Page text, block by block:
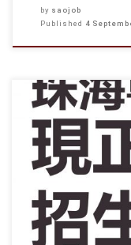
by saojob
Published 4
《學生組識最新活動》-
無得返學點識朋友？想
自己、學習更多演譯同
練後就可以大展拳腳，
學可填寫Google 報名參
何問題歡迎聯絡 5680